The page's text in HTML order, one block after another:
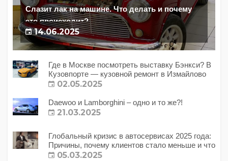
Слазит лак на машине. Что делать и почему
это происходит?
14.06.2025
Где в Москве посмотреть выставку Бэнкси? В
Кузовпорте — кузовной ремонт в Измайлово
02.05.2025
Daewoo и Lamborghini – одно и то же?!
21.03.2025
Глобальный кризис в автосервисах 2025 года:
Причины, почему клиентов стало меньше и что
с этим делать?
05.03.2025